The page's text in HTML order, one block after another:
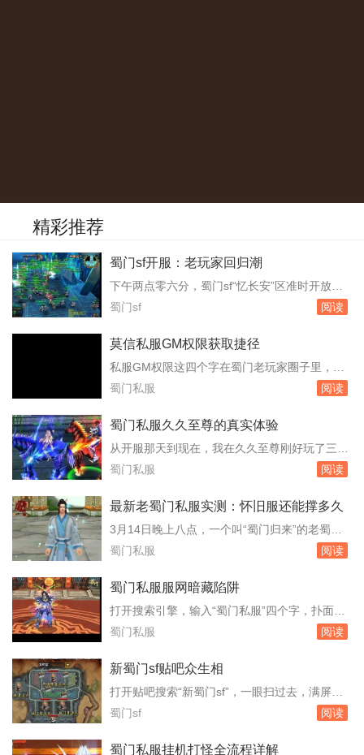
精彩推荐
蜀门sf开服：老玩家回归潮
下午两点零六分，蜀门sf“忆长安”区准时开放。
注册人数在开服前三天就突破了八千，但真正让
是挤爆了登录队列。频道里有人刷屏喊“进不
面。服务器里，成都城门口早已密密麻麻站满了
拿新手剑的玩家，木桩旁刷出金色伤害数字的速
蜀门sf 阅读
莫信私服GM权限获取捷径
私服GM权限这四个字在蜀门老玩家圈子里，隔
一阵就会冒出来一次。有人发帖卖教程，有人晒
号“拿”了。这些消息看多了，难免有人动心，想
性。但冷静下来看，所谓获取GM权限的路子，
十有八九是骗局，剩下那一点，踩进去就是刑事
蜀门私服 阅读
蜀门私服久久至尊的真实体验
从开服那天到现在，我在久久至尊刚好玩了三个
月。账号里那个峨眉角色停在九十三级，装备是
三，镶嵌的石头全是五级。之所以选这个服，是
看，晚上八点成都城摆摊的玩家把路堵得严严实
实，飞剑坐骑的光效几乎盖住了地面。这种热闹
蜀门私服 阅读
最新老蜀门私服实测：怀旧服还能撑多久
3月14日晚上八点，一个叫“蜀门归来”的老蜀门
私服无声无息地开服了。没有官网公告，没有广
一时间挤进去，发现服务器列表里已经排了三百
年。玩了一周，我把它当成一个活样本，想看看
这款快二十年的游戏，换了私服运营后到底还
蜀门私服 阅读
蜀门私服服网暗藏陷阱
打开搜索引擎，输入“蜀门私服”四个字，扑面而
来的是大量标榜“独家版本”“无限元宝”“上线满
甚至直接盗用官方标识，让人难以分辨。它们便
业。许多玩家在这里不仅没体验到游戏乐趣，反
而掉了账号，丢了钱财。私服的架设并不复
蜀门私服 阅读
新蜀门sf贴吧众生相
打开贴吧搜索“新蜀门sf”，一眼扫过去，满屏
的“开服”“版本”“老玩家回归”。这个吧不长不短的
沉在底部长着青苔，但每天仍有新帖冒出来，像
蜀门sf 阅读
蜀门私服挂机打怪全流程详解